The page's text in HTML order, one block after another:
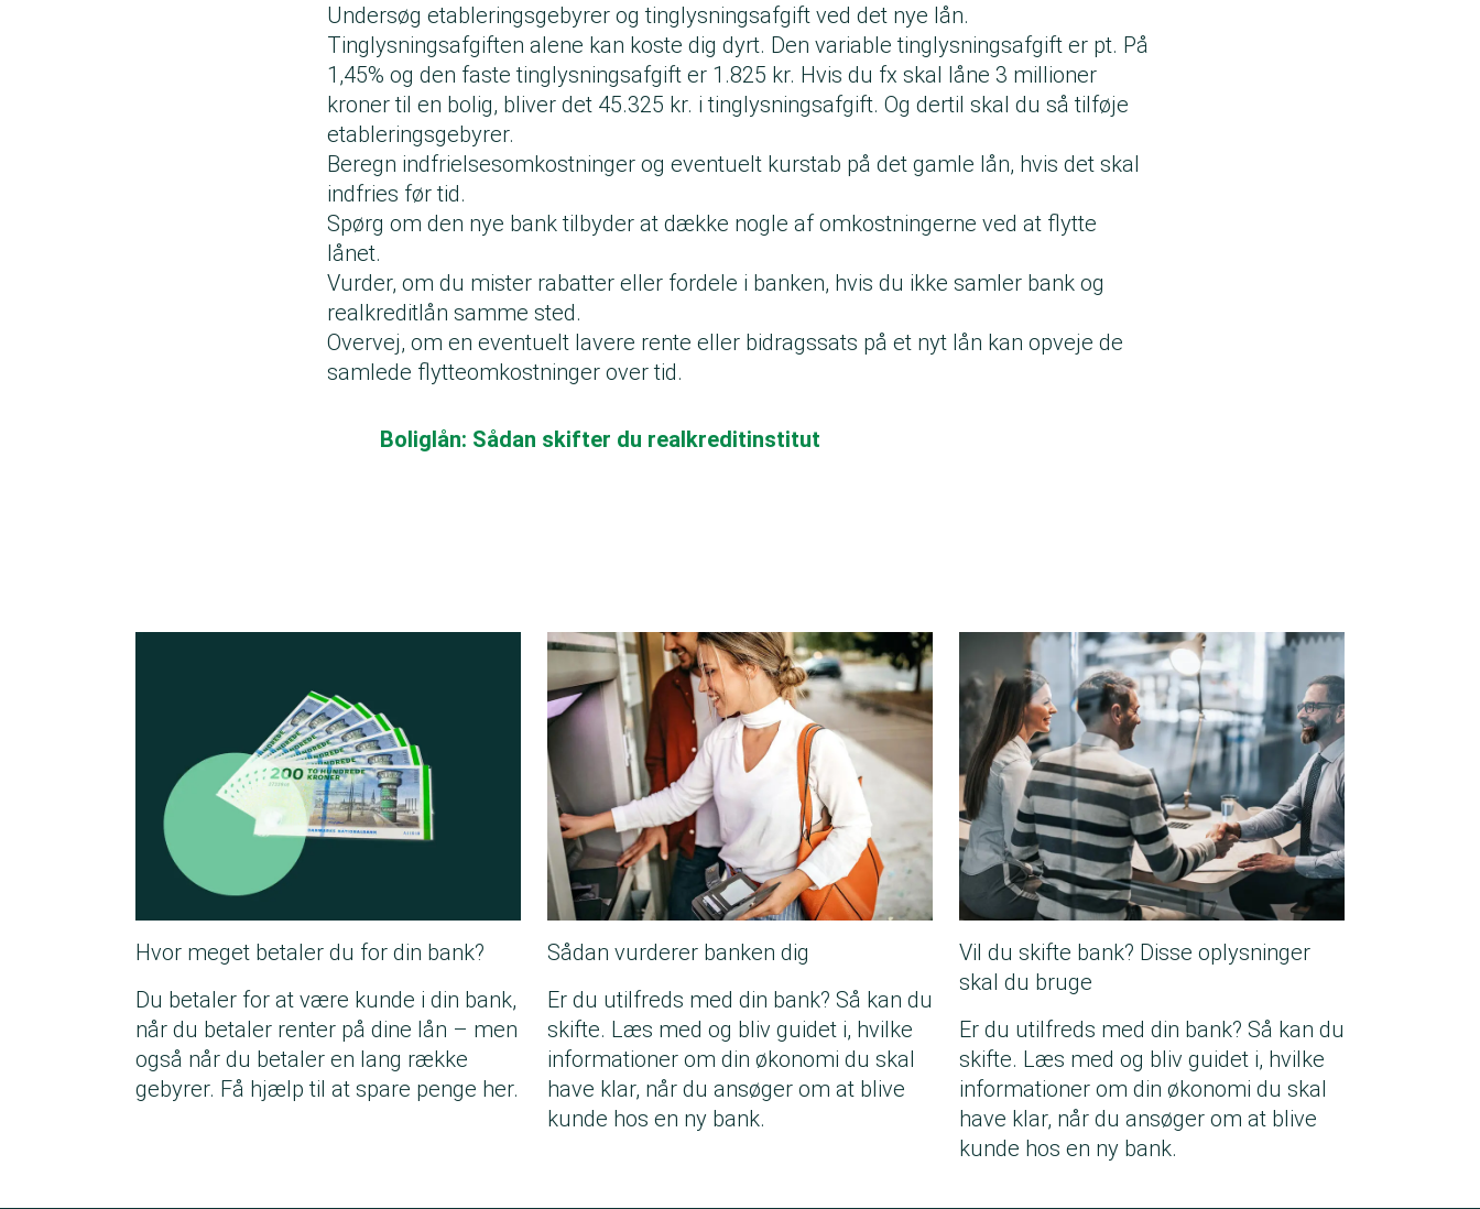
Undersøg etableringsgebyrer og tinglysningsafgift ved det nye lån.
Tinglysningsafgiften alene kan koste dig dyrt. Den variable tinglysningsafgift er pt. På
1,45% og den faste tinglysningsafgift er 1.825 kr. Hvis du fx skal låne 3 millioner
kroner til en bolig, bliver det 45.325 kr. i tinglysningsafgift. Og dertil skal du så tilføje
etableringsgebyrer.
Beregn indfrielsesomkostninger og eventuelt kurstab på det gamle lån, hvis det skal
indfries før tid.
Spørg om den nye bank tilbyder at dække nogle af omkostningerne ved at flytte
lånet.
Vurder, om du mister rabatter eller fordele i banken, hvis du ikke samler bank og
realkreditlån samme sted.
Overvej, om en eventuelt lavere rente eller bidragssats på et nyt lån kan opveje de
samlede flytteomkostninger over tid.
Boliglån: Sådan skifter du realkreditinstitut
Hvor meget betaler du for din bank?
Du betaler for at være kunde i din bank,
når du betaler renter på dine lån – men
også når du betaler en lang række
gebyrer. Få hjælp til at spare penge her.
Sådan vurderer banken dig
Er du utilfreds med din bank? Så kan du
skifte. Læs med og bliv guidet i, hvilke
informationer om din økonomi du skal
have klar, når du ansøger om at blive
kunde hos en ny bank.
Vil du skifte bank? Disse oplysninger
skal du bruge
Er du utilfreds med din bank? Så kan du
skifte. Læs med og bliv guidet i, hvilke
informationer om din økonomi du skal
have klar, når du ansøger om at blive
kunde hos en ny bank.